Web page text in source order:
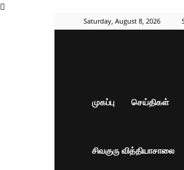
Saturday, August 8, 2026
முகப்பு செய்திகள்
சிவகுரு வித்தியாசாலை